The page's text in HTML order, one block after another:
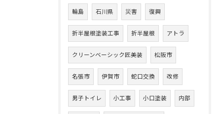
輪島 石川県 災害 復興
折半屋根塗装工事 折半屋根 アトラ
クリーンベーシック匠美装 松阪市
名張市 伊賀市 蛇口交換 改修
男子トイレ 小工事 小口塗装 内部